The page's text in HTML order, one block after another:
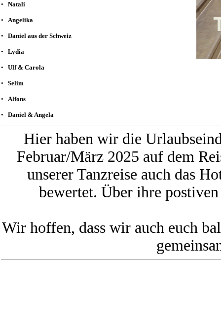
• Natali
• Angelika
• Daniel aus der Schweiz
• Lydia
• Ulf & Carola
• Selim
• Alfons
• Daniel & Angela
Hier haben wir die
Februar/März 2025 auf dem
unserer Tanzreise auch das
bewertet. Über ihre
Wir hoffen, dass wir auch euch